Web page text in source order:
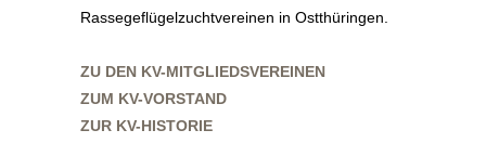
Rassegeflügelzuchtvereinen in Ostthüringen.
ZU DEN KV-MITGLIEDSVEREINEN
ZUM KV-VORSTAND
ZUR KV-HISTORIE